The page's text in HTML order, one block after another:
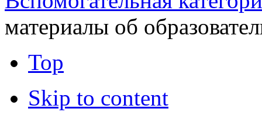
материалы об
Top
Skip to content